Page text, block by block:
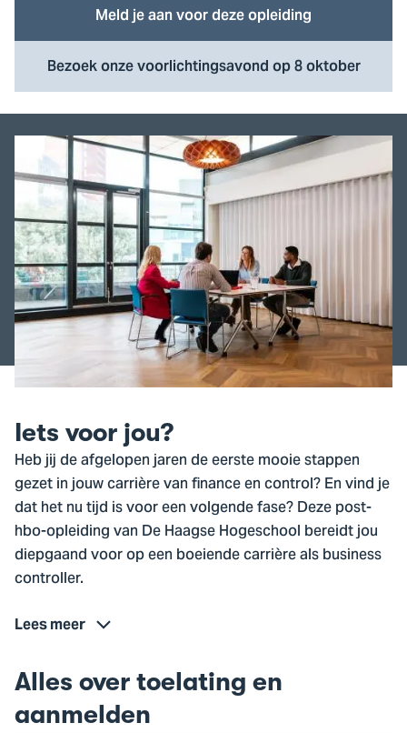
Meld je aan voor deze opleiding
Bezoek onze voorlichtingsavond op 8 oktober
Iets voor jou?
Heb jij de afgelopen jaren de eerste mooie stappen
gezet in jouw carrière van finance en control? En vind je
dat het nu tijd is voor een volgende fase? Deze post-
hbo-opleiding van De Haagse Hogeschool bereidt jou
diepgaand voor op een boeiende carrière als business
controller.
Lees meer
Alles over toelating en
aanmelden